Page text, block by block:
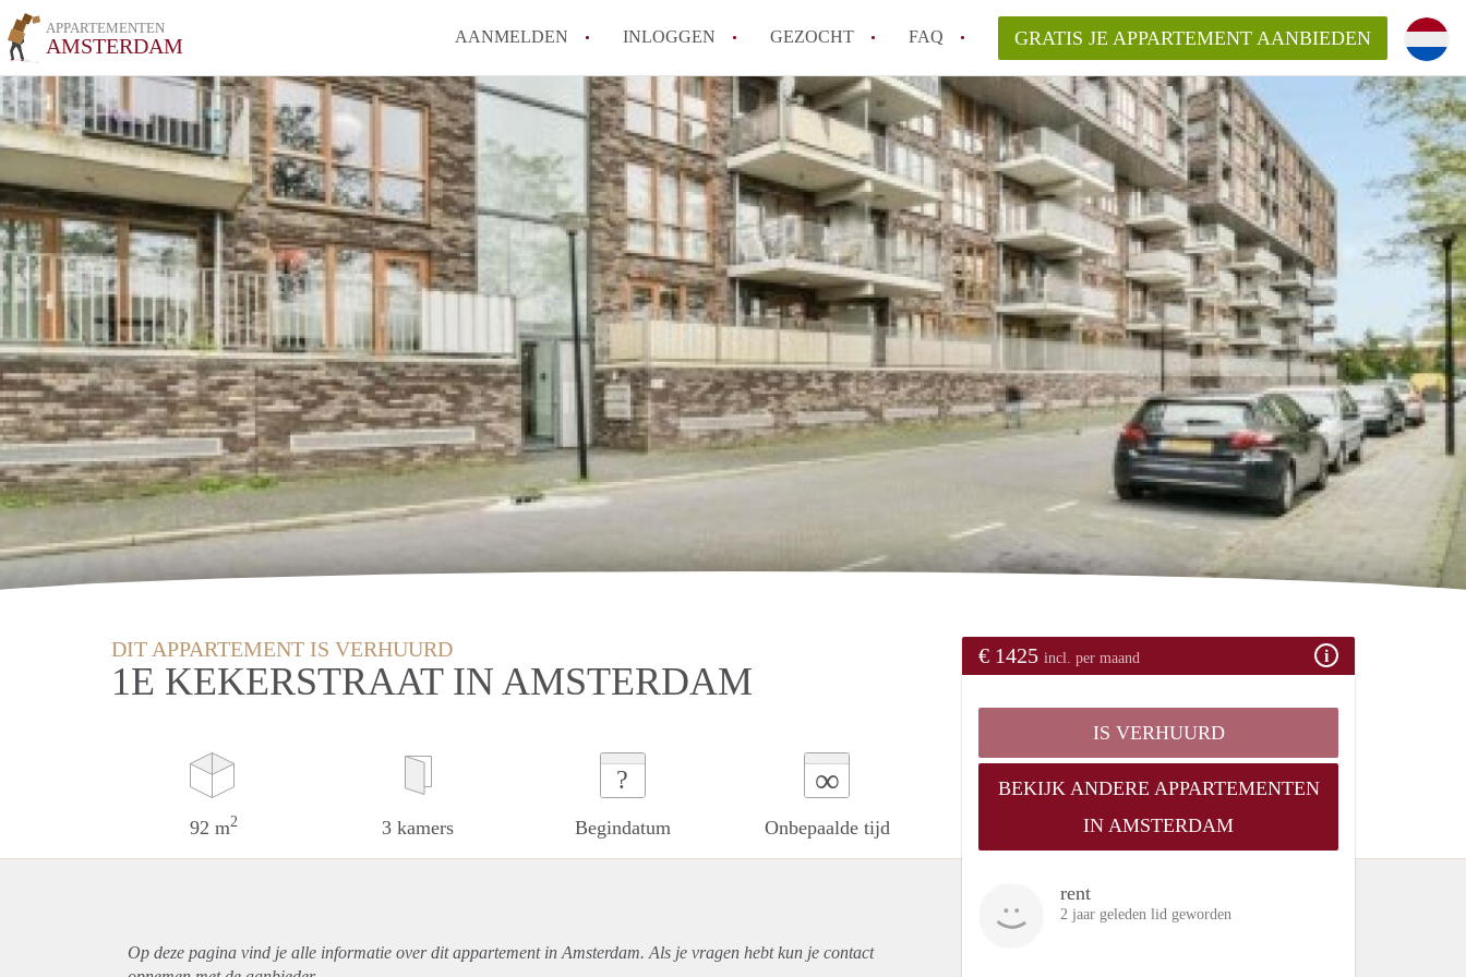
APPARTEMENTEN
AMSTERDAM AANMELDEN INLOGGEN GEZOCHT FAQ
Wat is de Wet Betaalbare Huur en wat betekent die voor mij als huurder in
Amsterdam?
Wat zijn de voordelen van het huren van een appartement in Amsterdam?
Hoe vind je een goedkoop appartement in Amsterdam?
Wat zijn de verplichtingen van een verhuurder van een huur appartement?
Kan je beter een appartement huren of kopen in Amsterdam?
Alle veelgestelde vragen
GRATIS JE APPARTEMENT AANBIEDEN
DIT APPARTEMENT IS VERHUURD
1E KEKERSTRAAT IN AMSTERDAM
92 m2 3 kamers
?
Begindatum
∞
Onbepaalde tijd
€ 1425 incl. per maand
IS VERHUURD
BEKIJK ANDERE APPARTEMENTEN
IN AMSTERDAM
rent
2 jaar geleden lid geworden
Op deze pagina vind je alle informatie over ditappartementin Amsterdam. Als je vragen hebt kun je contact